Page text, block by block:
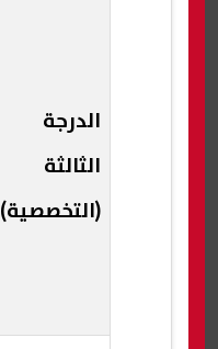
الدرجة
الثالثة
(التخصصية)